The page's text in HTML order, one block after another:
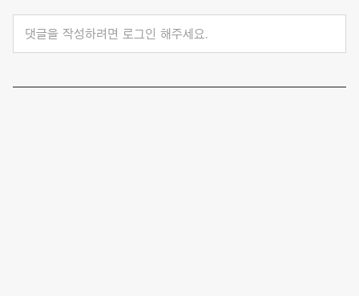
댓글을 작성하려면 로그인 해주세요.